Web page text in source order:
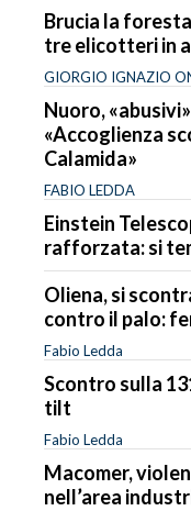
Brucia la
tre elicotteri in
GIORGIO IGNAZIO
Nuoro,
«Accoglienza
Calamida»
FABIO LEDDA
Einstein
rafforzata: si
Oliena, si
contro il palo:
Fabio Ledda
Scontro sulla
tilt
Fabio Ledda
Macomer,
nell’area